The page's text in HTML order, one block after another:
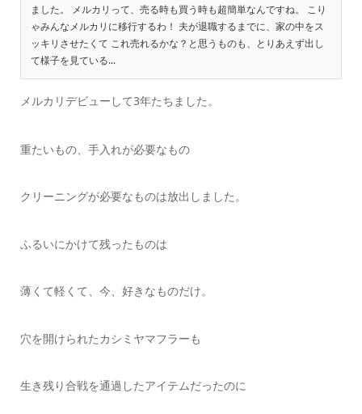
ました。 メルカリって、売る時も買う時も超簡単なんですね。 こり
ゃみんなメルカリに移行するわ！ 夫が退職するまでに、家の中をス
ッキリさせたくて これ売れるかな？と思うものも、とりあえず出し
て様子を見ている...
メルカリデビューして3年たちました。
重たいもの、手入れが必要なもの
クリーニングが必要なものは放出しました。
ふるいにかけて残ったものは
薄くて軽くて、今、好きなものだけ。
穴を開けられたカシミヤマフラーも
生き残り合戦を通過したアイテムだったのに